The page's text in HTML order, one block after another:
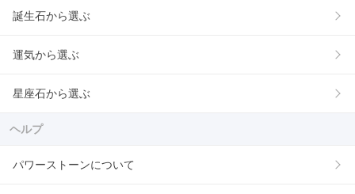
誕生石から選ぶ
運気から選ぶ
星座石から選ぶ
ヘルプ
パワーストーンについて